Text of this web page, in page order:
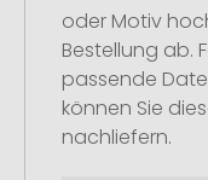
oder Motiv
Bestellung ab.
passende
können Sie
nachliefern.